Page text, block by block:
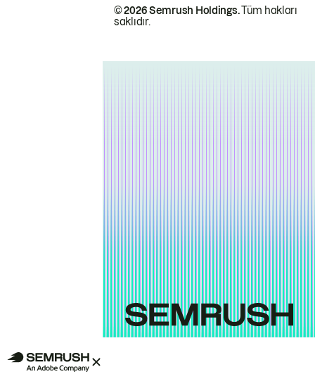
© 2026 Semrush Holdings.Tüm hakları
saklıdır.